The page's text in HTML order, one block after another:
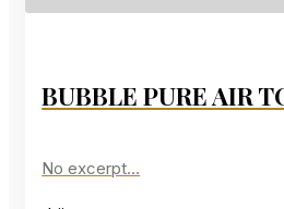
BUBBLE PURE AIR
No excerpt…